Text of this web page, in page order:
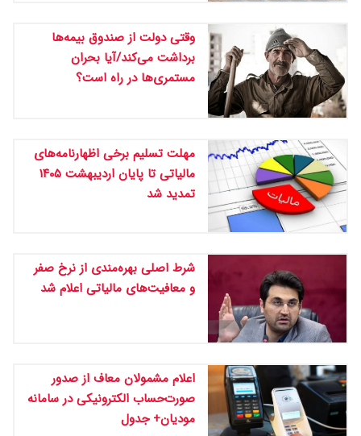
وقتی دولت از صندوق بیمه‌ها
برداشت می‌کند/آیا بحران
مستمری‌ها در راه است؟
مهلت تسلیم برخی اظهارنامه‌های
مالیاتی تا پایان اردیبهشت ۱۴۰۵
تمدید شد
شرط اصلی بهره‌مندی از نرخ صفر
و معافیت‌های مالیاتی اعلام شد
اعلام مشمولان معاف از صدور
صورت‌حساب الکترونیکی در سامانه
مودیان+ جدول